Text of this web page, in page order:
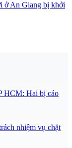
ở An Giang bị khởi
HCM: Hai bị cáo
nhiệm vụ chặt